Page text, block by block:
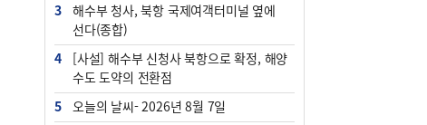
3
해수부 청사, 북항 국제여객터미널 옆에
선다(종합)
4
[사설] 해수부 신청사 북항으로 확정, 해양
수도 도약의 전환점
5
오늘의 날씨- 2026년 8월 7일